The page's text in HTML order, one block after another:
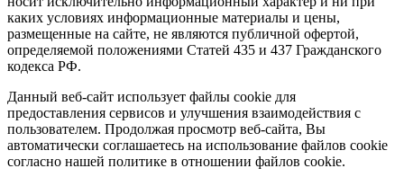
каких условиях информационные материалы и цены,
размещенные на сайте, не являются публичной офертой,
определяемой положениями Статей 435 и 437 Гражданского
кодекса РФ.
Данный веб-сайт использует файлы cookie для
предоставления сервисов и улучшения взаимодействия с
пользователем. Продолжая просмотр веб-сайта, Вы
автоматически соглашаетесь на использование файлов cookie
согласно нашей политике в отношении файлов cookie.